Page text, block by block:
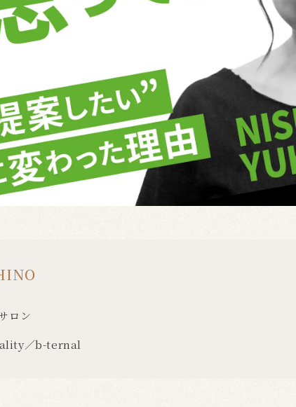
ロン
／b-ternal